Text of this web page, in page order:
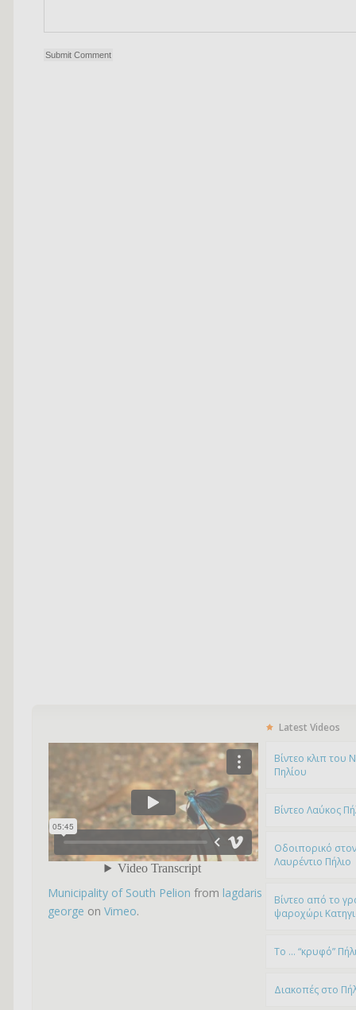
Municipality of South Pelion from lagdaris
george on Vimeo.
Latest Videos
Bίντεο κλιπ του
Πηλίου
Βίντεο Λαύκος
Οδοιπορικό
Λαυρέντιο Πήλιο
Βίντεο από το
ψαροχώρι
To … “κρυφό”
Διακοπές στο